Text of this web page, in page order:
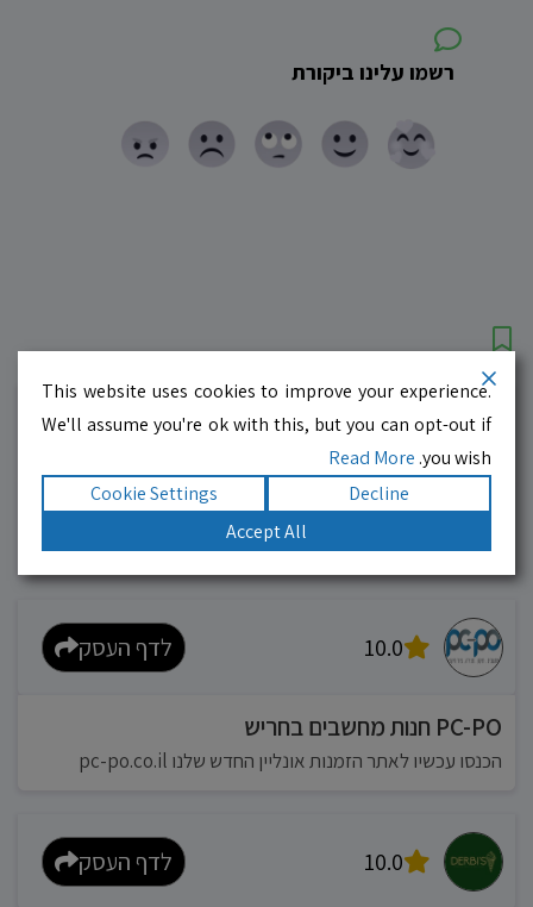
רשמו עלינו ביקורת
עסקים מומלצים!
10.0 לדף העסק
מוניות רחובות בילו
אפשר להזמין מונית בכל רגע 24/6
10.0 לדף העסק
PC-PO חנות מחשבים בחריש
הכנסו עכשיו לאתר הזמנות אונליין החדש שלנו pc-po.co.il
10.0 לדף העסק
This website uses cookies to improve your experience.
We'll assume you're ok with this, but you can opt-out if
you wish.
Read More
Decline
Cookie Settings
Accept All